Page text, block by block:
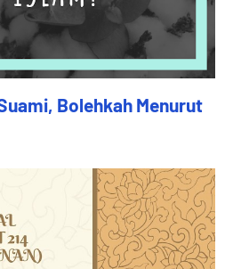
Bolehkah Menurut